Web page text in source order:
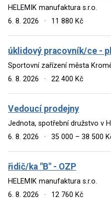
HELEMIK manufaktura s.r.o.
6. 8. 2026
· 11 880 Kč
úklidový pracovník/ce -
Sportovní zařízení města
6. 8. 2026
· 22 400 Kč
Vedoucí prodejny
Jednota, spotřební družstvo v
6. 8. 2026
· 35 000 – 38 500
řidič/ka "B" - OZP
HELEMIK manufaktura s.r.o.
6. 8. 2026
· 12 760 Kč